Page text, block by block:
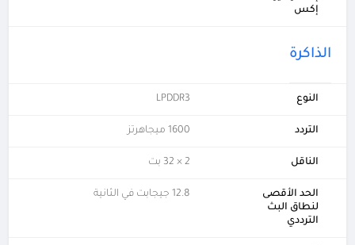
إكس
الذاكرة
النوع LPDDR3
التردد 1600 ميجاهرتز
الناقل 2 × 32 بت
الحد الأقصى
لنطاق البث
الترددي
12.8 جيجابت في الثانية